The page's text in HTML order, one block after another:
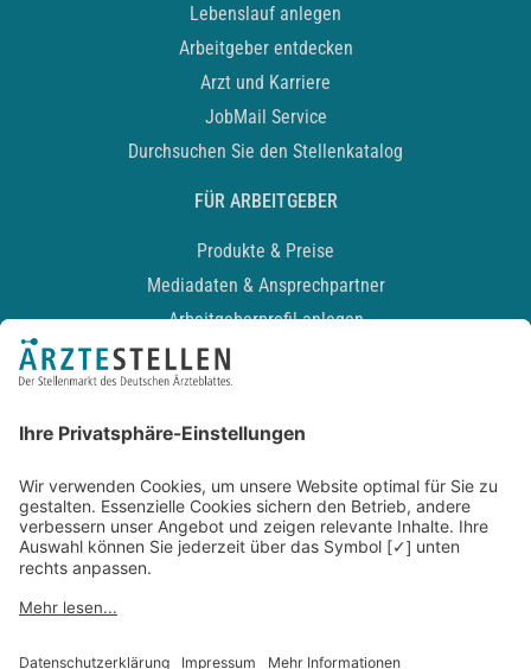
Lebenslauf anlegen
Arbeitgeber entdecken
Arzt und Karriere
JobMail Service
Durchsuchen Sie den Stellenkatalog
FÜR ARBEITGEBER
Produkte & Preise
Mediadaten & Ansprechpartner
Arbeitgeberprofil anlegen
Recruiting-Podcast
Kontakt
Datenschutz
Newsletter